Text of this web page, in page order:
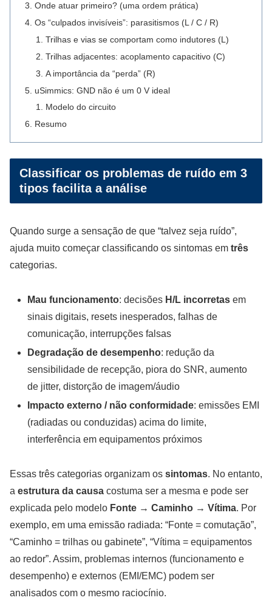
Onde atuar primeiro? (uma ordem prática)
Os “culpados invisíveis”: parasitismos (L / C / R)
Trilhas e vias se comportam como indutores (L)
Trilhas adjacentes: acoplamento capacitivo (C)
A importância da “perda” (R)
uSimmics: GND não é um 0 V ideal
Modelo do circuito
Resumo
Classificar os problemas de ruído em 3
tipos facilita a análise
Quando surge a sensação de que “talvez seja ruído”,
ajuda muito começar classificando os sintomas em três
categorias.
Mau funcionamento: decisões H/L incorretas em
sinais digitais, resets inesperados, falhas de
comunicação, interrupções falsas
Degradação de desempenho: redução da
sensibilidade de recepção, piora do SNR, aumento
de jitter, distorção de imagem/áudio
Impacto externo / não conformidade: emissões EMI
(radiadas ou conduzidas) acima do limite,
interferência em equipamentos próximos
Essas três categorias organizam os sintomas. No entanto,
a estrutura da causa costuma ser a mesma e pode ser
explicada pelo modelo Fonte → Caminho → Vítima. Por
exemplo, em uma emissão radiada: “Fonte = comutação”,
“Caminho = trilhas ou gabinete”, “Vítima = equipamentos
ao redor”. Assim, problemas internos (funcionamento e
desempenho) e externos (EMI/EMC) podem ser
analisados com o mesmo raciocínio.